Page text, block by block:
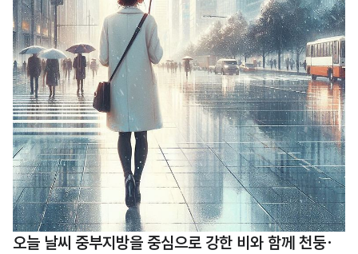
부터 오후 사이 서울, 인천, 경기 남부, 강원 남부, 충남 서해안을 중심으로 호우
특보가 발표될 수 있습니다. - 서울·인천·경기 남부, 강원 남부 내륙: 아침부터
오..
오늘 날씨 중부지방을 중심으로 강한 비와 함께 천둥·